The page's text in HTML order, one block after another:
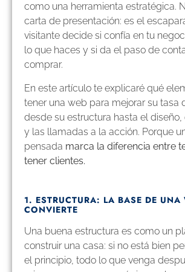
como una herramienta estratégica.
carta de presentación: es el
visitante decide si confía en tu
lo que haces y si da el paso de
comprar.
En este artículo te explicaré qué
tener una web para mejorar su tasa
desde su estructura hasta el
y las llamadas a la acción. Porque
pensada marca la diferencia entre
tener clientes.
1. ESTRUCTURA: LA BASE DE UNA
CONVIERTE
Una buena estructura es como un
construir una casa: si no está bien
el principio, todo lo que venga